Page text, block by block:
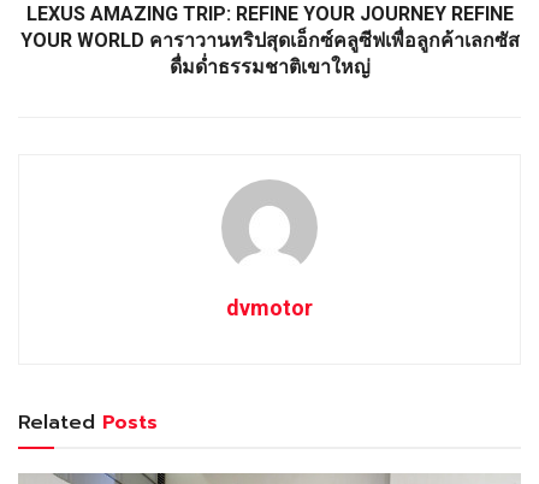
LEXUS AMAZING TRIP: REFINE YOUR JOURNEY REFINE
YOUR WORLD คาราวานทริปสุดเอ็กซ์คลูซีฟเพื่อลูกค้าเลกซัส
ดื่มด่ำธรรมชาติเขาใหญ่
dvmotor
Related Posts